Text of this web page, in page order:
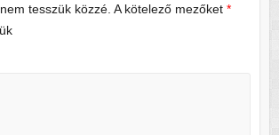
tesszük közzé. A kötelező mezőket *